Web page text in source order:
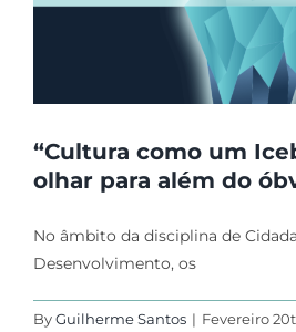
“Cultura como um
olhar para além do
No âmbito da disciplina de
Desenvolvimento, os
ByGuilherme Santos | Fevereiro